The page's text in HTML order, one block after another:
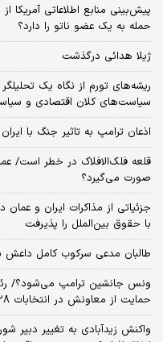
پیش‌بینی منابع اطلاعاتی آمریکا
حمله به یک عضو ناتو را دارد؟
ژیلا هدائی درگذشت
ریشه‌های تورم از نگاه یک
سیاست‌های کلان اقتصادی و
اذعان ترامپ به تاثیر جنگ با
قلعه فلک‌الافلاک در خطر است/
صورت می‌گیرد؟
جزئیاتی از مذاکرات ایران و عمان
با حقوق بین‌الملل را پذیرفت
طالبان مدعی سرکوب کامل
ونس جانشین ترامپ می‌شود؟/
حمایت از معاونش در انتخابات ۲۰۲۸ پاسخ داد
واکنش زیدآبادی به تغییر دبیر